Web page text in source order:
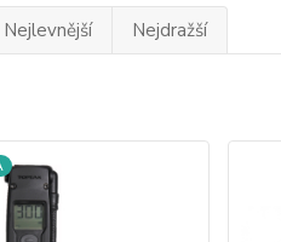
Nejlevnější Nejdražší